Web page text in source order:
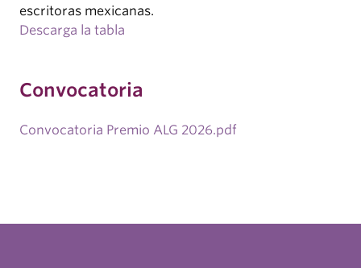
escritoras mexicanas.
Descarga la tabla
Convocatoria
Convocatoria Premio ALG 2026.pdf